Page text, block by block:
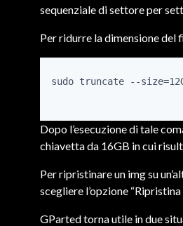
sequenziale di settore per
Per ridurre la dimensione del
sudo truncate --
Dopo l’esecuzione di tale
chiavetta da 16GB in cui
Per ripristinare un img su
scegliere l’opzione
GParted torna utile in due